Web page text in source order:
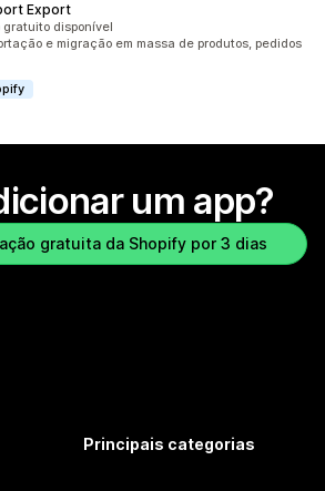
Export
todo
gratuito disponível
e migração em massa de produtos, pedidos
um app?
gratuita da Shopify por 3 dias
Principais categorias